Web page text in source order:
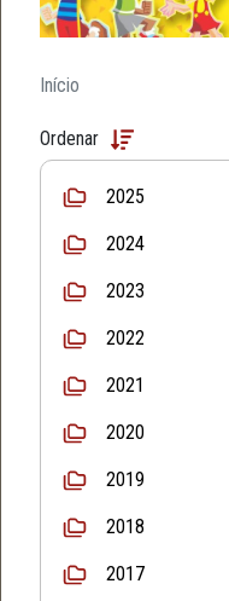
Início
Ordenar
2025
2024
2023
2022
2021
2020
2019
2018
2017